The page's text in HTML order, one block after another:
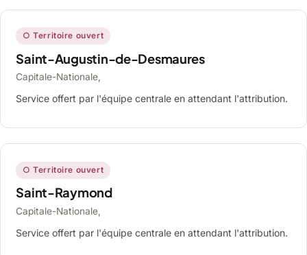
○ Territoire ouvert
Saint-Augustin-de-Desmaures
Capitale-Nationale,
Service offert par l'équipe centrale en attendant l'attribution.
○ Territoire ouvert
Saint-Raymond
Capitale-Nationale,
Service offert par l'équipe centrale en attendant l'attribution.